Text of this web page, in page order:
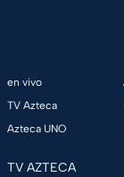
en vivo
TV Azteca
Azteca UNO
TV AZTECA